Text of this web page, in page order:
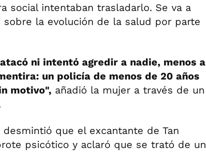
social intentaban trasladarlo. Se va a
la evolución de la salud por parte
ni intentó agredir a nadie, menos a
un policía de menos de 20 años
motivo", añadió la mujer a través de un
desmintió que el excantante de Tan
psicótico y aclaró que se trató de un